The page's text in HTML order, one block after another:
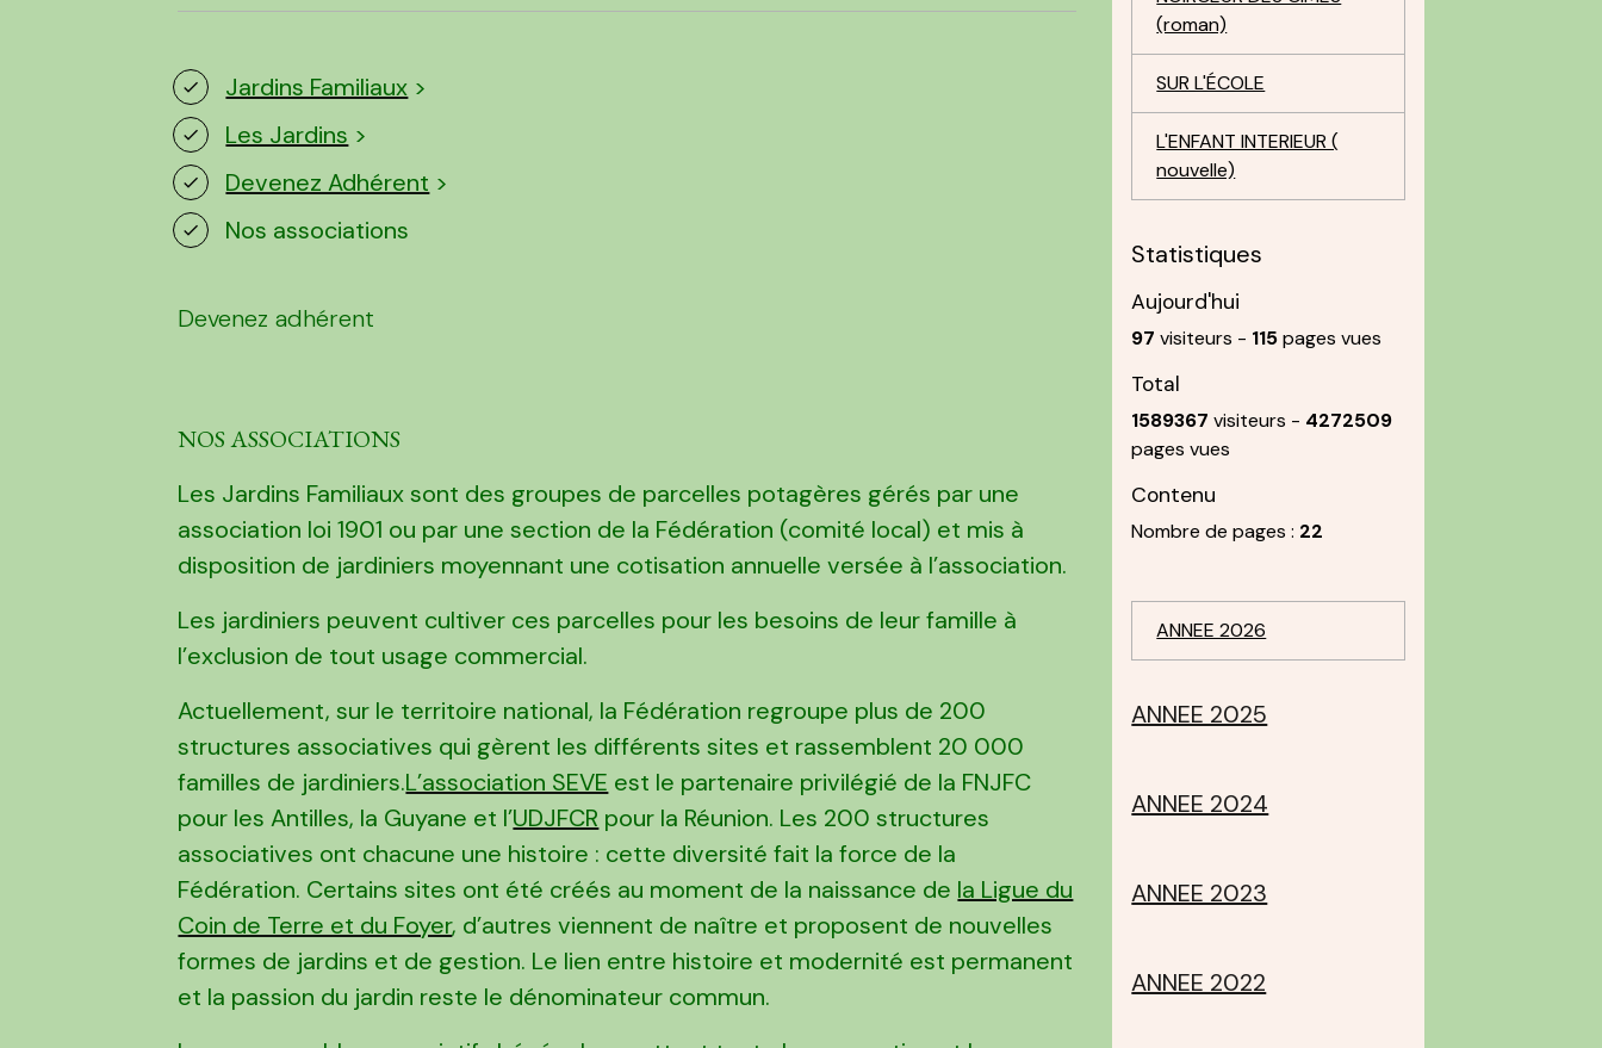
Jardins Familiaux >
Les Jardins >
Devenez Adhérent >
Nos associations
Devenez adhérent
NOS ASSOCIATIONS
Les Jardins Familiaux sont des groupes de parcelles potagères gérés par une
association loi 1901 ou par une section de la Fédération (comité local) et mis à
disposition de jardiniers moyennant une cotisation annuelle versée à l’association.
Les jardiniers peuvent cultiver ces parcelles pour les besoins de leur famille à
l’exclusion de tout usage commercial.
Actuellement, sur le territoire national, la Fédération regroupe plus de 200
structures associatives qui gèrent les différents sites et rassemblent 20 000
familles de jardiniers.L’association SEVE est le partenaire privilégié de la FNJFC
pour les Antilles, la Guyane et l’UDJFCR pour la Réunion. Les 200 structures
associatives ont chacune une histoire : cette diversité fait la force de la
Fédération. Certains sites ont été créés au moment de la naissance de la Ligue du
Coin de Terre et du Foyer, d’autres viennent de naître et proposent de nouvelles
formes de jardins et de gestion. Le lien entre histoire et modernité est permanent
et la passion du jardin reste le dénominateur commun.
(roman)
SUR L'ÉCOLE
L'ENFANT INTERIEUR (
nouvelle)
Statistiques
Aujourd'hui
97 visiteurs - 115pages vues
Total
1589367 visiteurs - 4272509
pages vues
Contenu
Nombre de pages : 22
ANNEE 2026
ANNEE 2025
ANNEE 2024
ANNEE 2023
ANNEE 2022